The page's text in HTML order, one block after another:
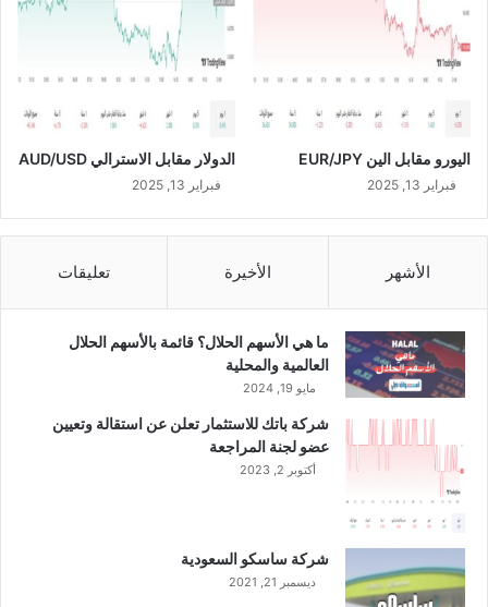
اليورو مقابل الين EUR/JPY
فبراير 13, 2025
الدولار مقابل الاسترالي AUD/USD
فبراير 13, 2025
الأشهر الأخيرة تعليقات
ما هي الأسهم الحلال؟ قائمة بالأسهم الحلال
العالمية والمحلية
مايو 19, 2024
شركة باتك للاستثمار تعلن عن استقالة وتعيين
عضو لجنة المراجعة
أكتوبر 2, 2023
شركة ساسكو السعودية
ديسمبر 21, 2021